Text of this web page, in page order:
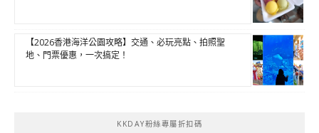
【2026香港海洋公園攻略】交通、必玩亮點、拍照聖
地、門票優惠，一次搞定！
KKDAY粉絲專屬折扣碼